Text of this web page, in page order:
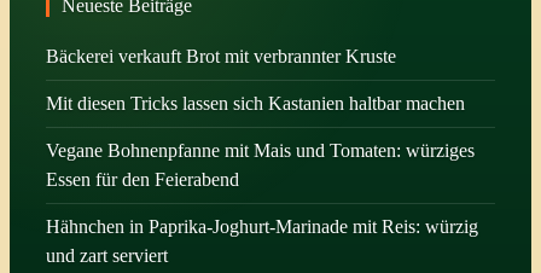
Neueste Beiträge
Bäckerei verkauft Brot mit verbrannter Kruste
Mit diesen Tricks lassen sich Kastanien haltbar machen
Vegane Bohnenpfanne mit Mais und Tomaten: würziges
Essen für den Feierabend
Hähnchen in Paprika-Joghurt-Marinade mit Reis: würzig
und zart serviert